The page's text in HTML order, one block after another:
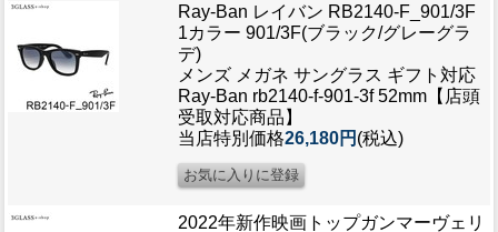
Ray-Ban レイバン RB2140-F_901/3F
1カラー 901/3F(ブラック/グレーグラ
デ)
メンズ メガネ サングラス ギフト対応
Ray-Ban rb2140-f-901-3f 52mm【店頭
受取対応商品】
当店特別価格26,180円 (税込)
2022年新作映画トップガンマーヴェリ